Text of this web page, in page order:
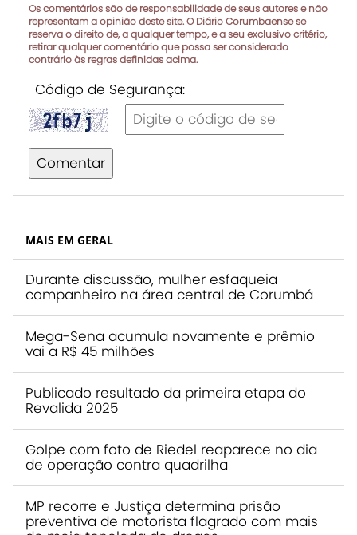
Os comentários são de responsabilidade de seus autores e não
representam a opinião deste site. O Diário Corumbaense se
reserva o direito de, a qualquer tempo, e a seu exclusivo critério,
retirar qualquer comentário que possa ser considerado
contrário às regras definidas acima.
Código de Segurança:
Comentar
MAIS EM GERAL
Durante discussão, mulher esfaqueia
companheiro na área central de Corumbá
Mega-Sena acumula novamente e prêmio
vai a R$ 45 milhões
Publicado resultado da primeira etapa do
Revalida 2025
Golpe com foto de Riedel reaparece no dia
de operação contra quadrilha
MP recorre e Justiça determina prisão
preventiva de motorista flagrado com mais